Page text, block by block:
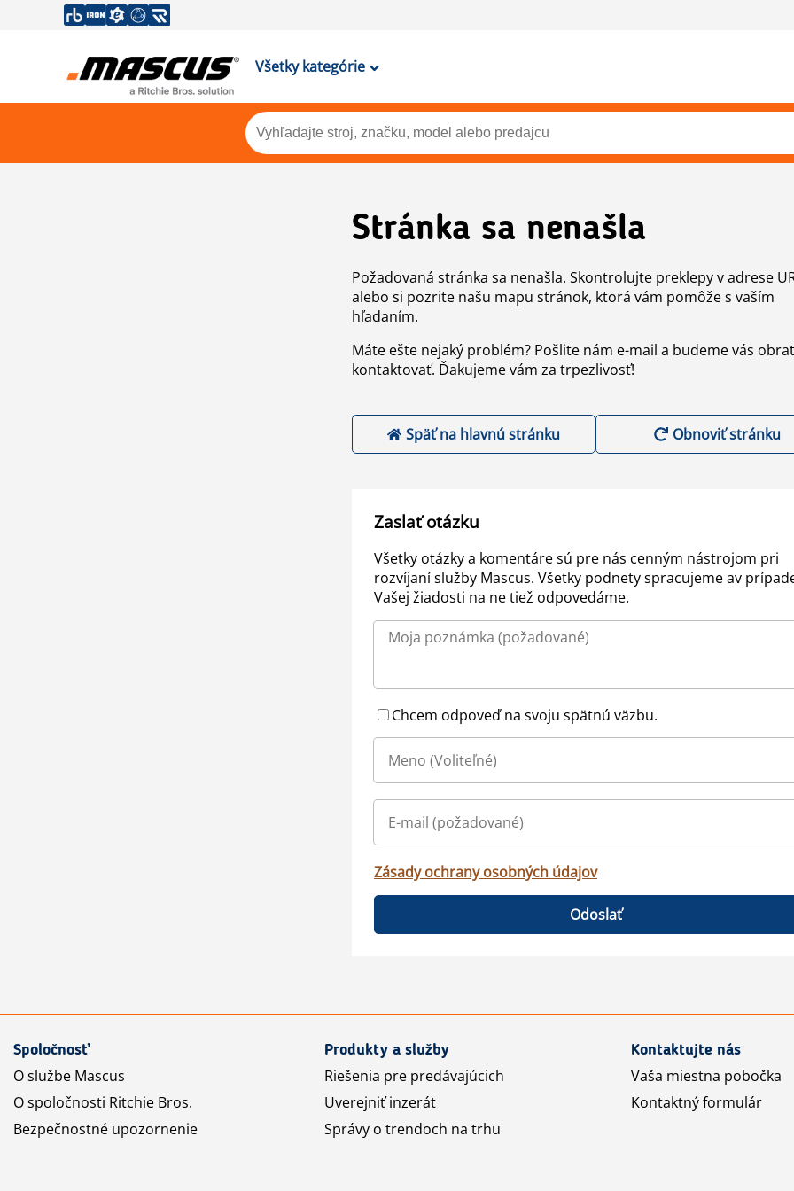
Všetky kategórie
Stránka sa nenašla
Požadovaná stránka sa nenašla. Skontrolujte preklepy v adrese
alebo si pozrite našu mapu stránok, ktorá vám pomôže s vaším
hľadaním.
Máte ešte nejaký problém? Pošlite nám e-mail a budeme vás
kontaktovať. Ďakujeme vám za trpezlivosť!
Späť na hlavnú stránku Obnoviť stránku
Zaslať otázku
Všetky otázky a komentáre sú pre nás cenným nástrojom pri
rozvíjaní služby Mascus. Všetky podnety spracujeme av
Vašej žiadosti na ne tiež odpovedáme.
Chcem odpoveď na svoju spätnú väzbu.
Zásady ochrany osobných údajov
Odoslať
Spoločnosť
O službe Mascus
O spoločnosti Ritchie Bros.
Bezpečnostné upozornenie
Produkty a služby
Riešenia pre predávajúcich
Uverejniť inzerát
Správy o trendoch na trhu
Kontaktujte nás
Vaša miestna pobočka
Kontaktný formulár